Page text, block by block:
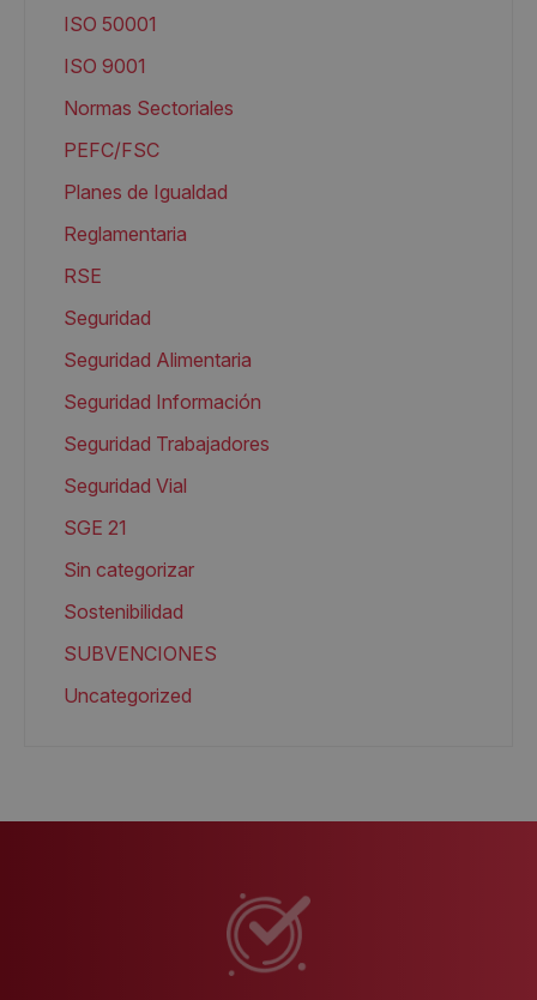
ISO 50001
ISO 9001
Normas Sectoriales
PEFC/FSC
Planes de Igualdad
Reglamentaria
RSE
Seguridad
Seguridad Alimentaria
Seguridad Información
Seguridad Trabajadores
Seguridad Vial
SGE 21
Sin categorizar
Sostenibilidad
SUBVENCIONES
Uncategorized